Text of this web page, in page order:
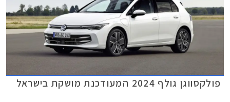
פולקסווגן גולף 2024 המעודכנת מושקת בישראל